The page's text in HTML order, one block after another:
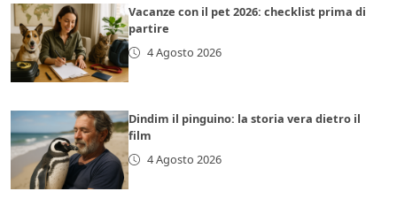
Vacanze con il pet 2026: checklist prima di
partire
4 Agosto 2026
Dindim il pinguino: la storia vera dietro il
film
4 Agosto 2026